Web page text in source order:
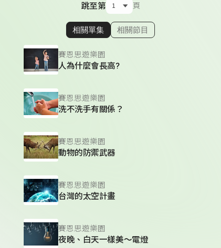
跳至第 頁
顯示相關單集
相關單集 相關節目
賽恩思遊樂園
人為什麼會長高?
賽恩思遊樂園
洗不洗手有關係？
賽恩思遊樂園
動物的防禦武器
賽恩思遊樂園
台灣的太空計畫
賽恩思遊樂園
夜晚、白天一樣美～電燈